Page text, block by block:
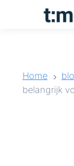
Home 5
belangrijk